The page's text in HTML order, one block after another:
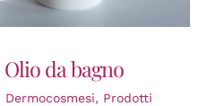
da bagno
Dermocosmesi, Prodotti